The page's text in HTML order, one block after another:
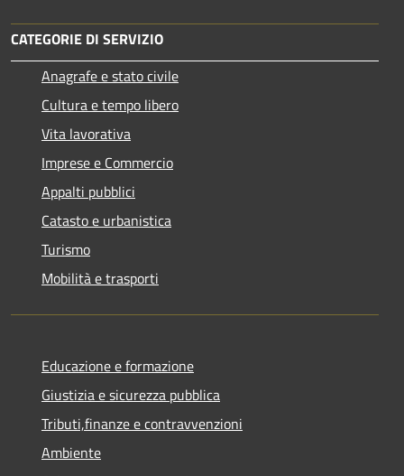
CATEGORIE DI SERVIZIO
Anagrafe e stato civile
Cultura e tempo libero
Vita lavorativa
Imprese e Commercio
Appalti pubblici
Catasto e urbanistica
Turismo
Mobilità e trasporti
Educazione e formazione
Giustizia e sicurezza pubblica
Tributi,finanze e contravvenzioni
Ambiente